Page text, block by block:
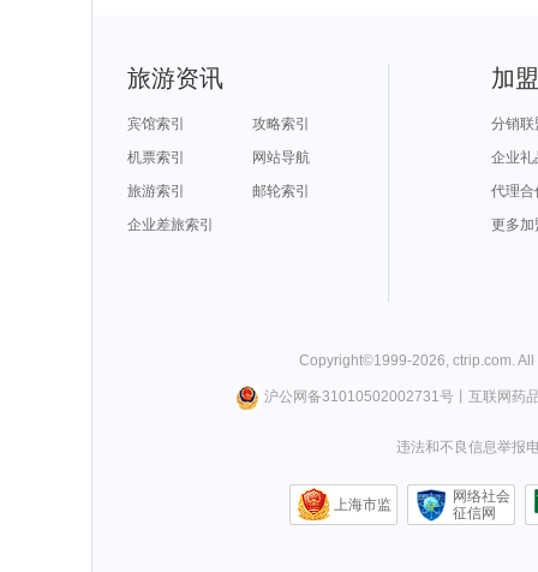
旅游资讯
宾馆索引
攻略索引
机票索引
网站导航
旅游索引
邮轮索引
企业差旅索引
加
分销联
企业礼
代理合
更多加
Copyright©1999-2026 ctrip.com .
沪公网备31010502002731号丨 互联网药
违法和不良信息举报
上海市监
网络社会
征信网